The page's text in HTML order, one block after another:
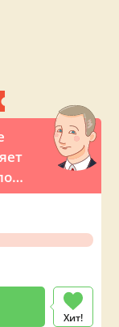
Хит!